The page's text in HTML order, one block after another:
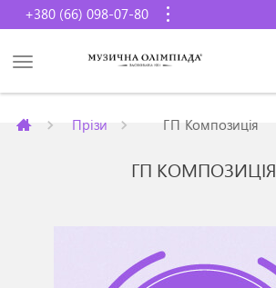
+380 (66) 098-07-80
Прізи ГП Композиція
ГП КОМПОЗИЦІЯ